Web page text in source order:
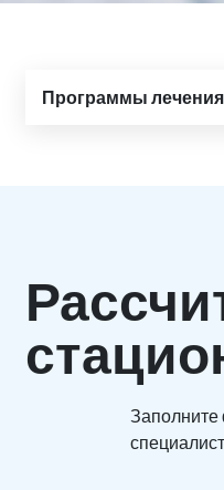
Программы лечения
Заполните